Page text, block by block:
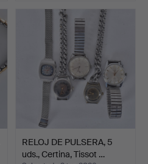
RELOJ DE PULSERA, 5
uds., Certina, Tissot …